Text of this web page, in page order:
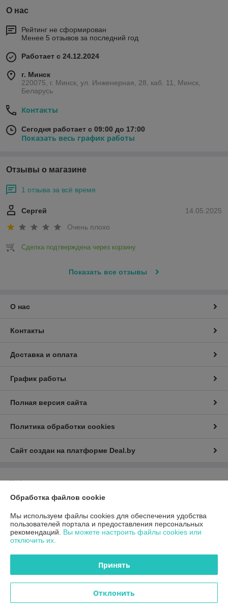
О нас
Рейтинг не сформирован
Менее 5 отзывов за последний год
Работает с 24.12.2024
г. Минск
220075, г. Минск, ул. Инженерная, 28, каб. 11, Минск,
Беларусь
Контакты
Сегодня работает с 09:00 до 17:00
Показать весь график работы
Отзывы о магазине
1 отзыва за всё время
14.05.2025
Сергей
Очень плохо
Сделка подтверждена через корзину
Показать все отзывы
О нас
Контакты
Доставка и оплата
График работы
Полная версия сайта
Политика обработки cookies
Сайт создан на платформе Deal.by
Информация для покупателя
Юридическое лицо:Общество с ограниченной ответственностью
г. Минск, ул. Инженерная, 28, каб. 11
Регистрационный номер ЕГР: 193790359
Регистрационный орган: Минский горисполком
Местонахождение книги жалоб и предложений: 220075, г. Минск, ул.
Инженерная, 28, каб. 11
Обработка файлов cookie
Мы используем файлы cookies для обеспечения удобства
пользователей портала и предоставления персональных
рекомендаций. Вы можете настроить файлы cookies или
отключить их.
Принять
Отклонить